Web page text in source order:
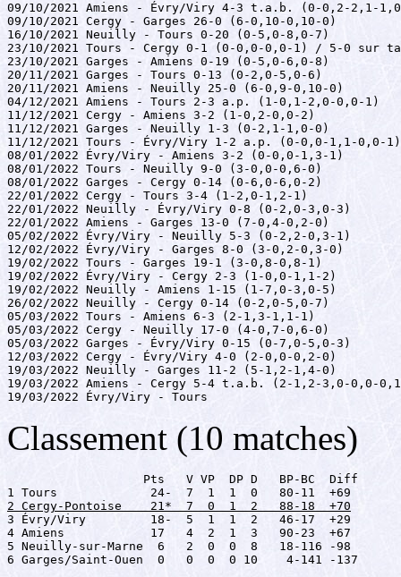
09/10/2021 Amiens - Évry/Viry 4-3 t.a.b. (0-0,2-2,1-
09/10/2021 Cergy - Garges 26-0 (6-0,10-0,10-0)
16/10/2021 Neuilly - Tours 0-20 (0-5,0-8,0-7)
23/10/2021 Tours - Cergy 0-1 (0-0,0-0,0-1) / 5-0 sur
23/10/2021 Garges - Amiens 0-19 (0-5,0-6,0-8)
20/11/2021 Garges - Tours 0-13 (0-2,0-5,0-6)
20/11/2021 Amiens - Neuilly 25-0 (6-0,9-0,10-0)
04/12/2021 Amiens - Tours 2-3 a.p. (1-0,1-2,0-0,0-1)
11/12/2021 Cergy - Amiens 3-2 (1-0,2-0,0-2)
11/12/2021 Garges - Neuilly 1-3 (0-2,1-1,0-0)
11/12/2021 Tours - Évry/Viry 1-2 a.p. (0-0,0-1,1-0,0-1)
08/01/2022 Évry/Viry - Amiens 3-2 (0-0,0-1,3-1)
08/01/2022 Tours - Neuilly 9-0 (3-0,0-0,6-0)
08/01/2022 Garges - Cergy 0-14 (0-6,0-6,0-2)
22/01/2022 Cergy - Tours 3-4 (1-2,0-1,2-1)
22/01/2022 Neuilly - Évry/Viry 0-8 (0-2,0-3,0-3)
22/01/2022 Amiens - Garges 13-0 (7-0,4-0,2-0)
05/02/2022 Évry/Viry - Neuilly 5-3 (0-2,2-0,3-1)
12/02/2022 Évry/Viry - Garges 8-0 (3-0,2-0,3-0)
19/02/2022 Tours - Garges 19-1 (3-0,8-0,8-1)
19/02/2022 Évry/Viry - Cergy 2-3 (1-0,0-1,1-2)
19/02/2022 Neuilly - Amiens 1-15 (1-7,0-3,0-5)
26/02/2022 Neuilly - Cergy 0-14 (0-2,0-5,0-7)
05/03/2022 Tours - Amiens 6-3 (2-1,3-1,1-1)
05/03/2022 Cergy - Neuilly 17-0 (4-0,7-0,6-0)
05/03/2022 Garges - Évry/Viry 0-15 (0-7,0-5,0-3)
12/03/2022 Cergy - Évry/Viry 4-0 (2-0,0-0,2-0)
19/03/2022 Neuilly - Garges 11-2 (5-1,2-1,4-0)
19/03/2022 Amiens - Cergy 5-4 t.a.b. (2-1,2-3,0-0,0-
19/03/2022 Évry/Viry - Tours
Classement (10 matches)
                   Pts   V VP  DP D   BP-BC  Diff
2 Cergy-Pontoise    21*  7  0  1  2   88-18  +70
3 Évry/Viry         18-  5  1  1  2   46-17  +29
4 Amiens            17   4  2  1  3   90-23  +67
5 Neuilly-sur-Marne  6   2  0  0  8   18-116 -98
6 Garges/Saint-Ouen  0   0  0  0 10    4-141 -137